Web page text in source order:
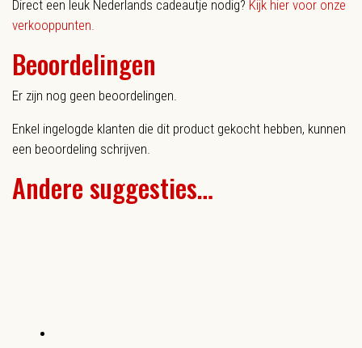
Direct een leuk Nederlands cadeautje nodig? Kijk hier voor onze
verkooppunten.
Beoordelingen
Er zijn nog geen beoordelingen.
Enkel ingelogde klanten die dit product gekocht hebben, kunnen
een beoordeling schrijven.
Andere suggesties…